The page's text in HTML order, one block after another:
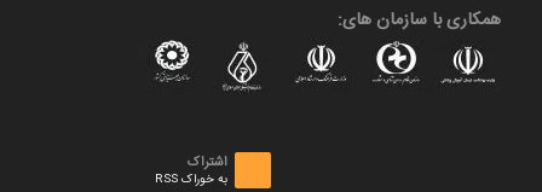
همکاری با سازمان های:
اشتراک
به خوراک RSS